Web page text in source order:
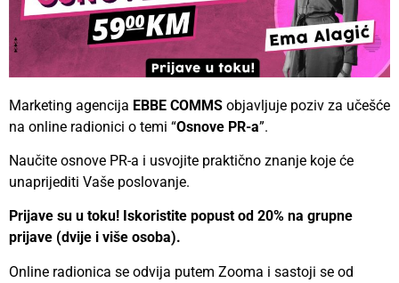
Marketing agencija EBBE COMMS objavljuje poziv za učešće
na online radionici o temi “Osnove PR-a”.
Naučite osnove PR-a i usvojite praktično znanje koje će
unaprijediti Vaše poslovanje.
Prijave su u toku! Iskoristite popust od 20% na grupne
prijave (dvije i više osoba).
Online radionica se odvija putem Zooma i sastoji se od